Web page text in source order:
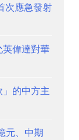
次應急發射
偉達對華
的中方主
元、中期